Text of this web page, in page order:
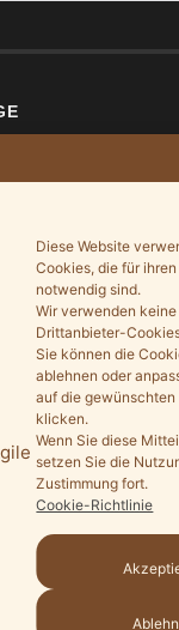
für mehr
Maß im Grönegau-
des offenen
Denkmalpflege
in die
MELLE —
Diese Website
Cookies, die für
notwendig sind.
Wir verwenden
Drittanbieter-
Sie können die
ablehnen oder
auf die
klicken.
Wenn Sie diese
setzen Sie die
Zustimmung fort.
Cookie-Richtlinie